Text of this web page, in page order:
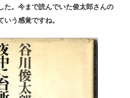
た。今まで読んでいた俊太郎さんの
う感覚ですね。